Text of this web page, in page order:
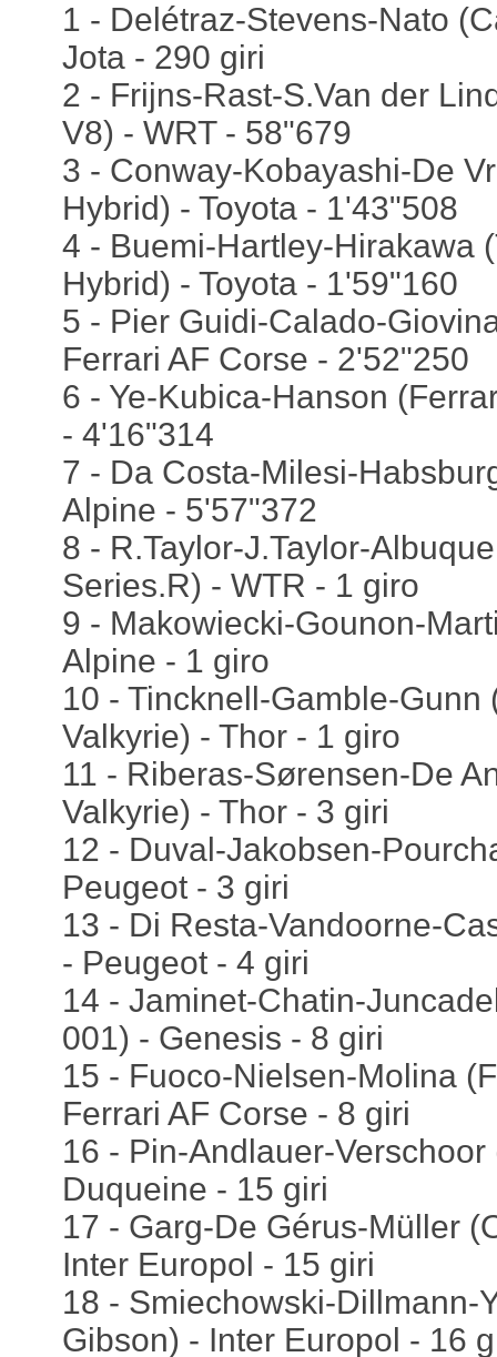
1 - Delétraz-Stevens-Nato
Jota - 290 giri
2 - Frijns-Rast-S.Van der
V8) - WRT - 58"679
3 - Conway-Kobayashi-De
Hybrid) - Toyota - 1'43"508
4 - Buemi-Hartley-Hirakawa
Hybrid) - Toyota - 1'59"160
5 - Pier Guidi-Calado-
Ferrari AF Corse - 2'52"250
6 - Ye-Kubica-Hanson
- 4'16"314
7 - Da Costa-Milesi-
Alpine - 5'57"372
8 - R.Taylor-J.Taylor-
Series.R) - WTR - 1 giro
9 - Makowiecki-Gounon-
Alpine - 1 giro
10 - Tincknell-Gamble-Gunn
Valkyrie) - Thor - 1 giro
11 - Riberas-Sørensen-De
Valkyrie) - Thor - 3 giri
12 - Duval-Jakobsen-
Peugeot - 3 giri
13 - Di Resta-Vandoorne-
- Peugeot - 4 giri
14 - Jaminet-Chatin-
001) - Genesis - 8 giri
15 - Fuoco-Nielsen-Molina
Ferrari AF Corse - 8 giri
16 - Pin-Andlauer-
Duqueine - 15 giri
17 - Garg-De Gérus-Müller
Inter Europol - 15 giri
18 - Smiechowski-Dillmann-
Gibson) - Inter Europol - 16